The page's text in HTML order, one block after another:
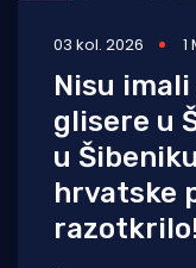
03 kol. 2026 1
Nisu
glisere u
u
hrvatske